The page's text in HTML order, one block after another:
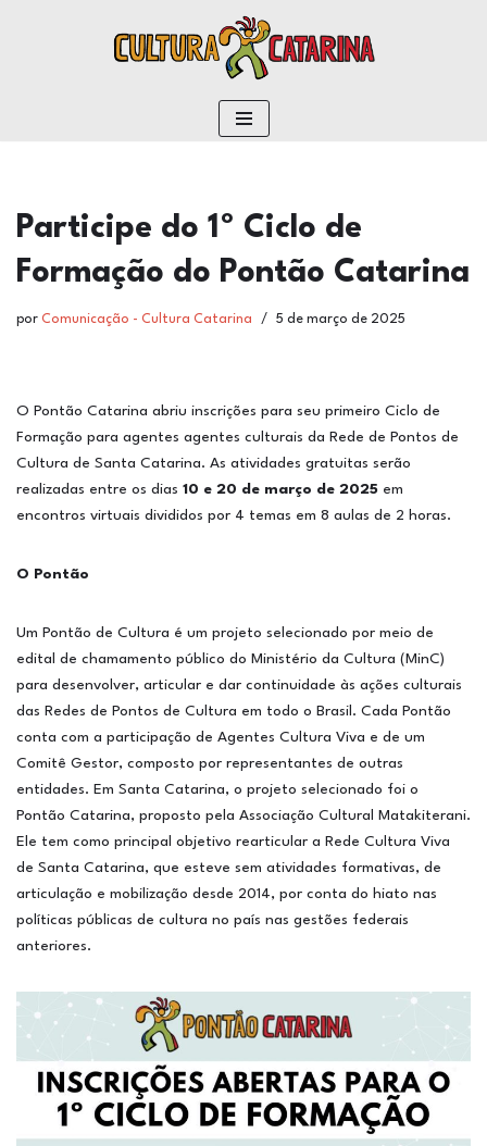
Participe do 1º Ciclo de
Formação do Pontão Catarina
por Comunicação - Cultura Catarina 5 de março de 2025
O Pontão Catarina abriu inscrições para seu primeiro Ciclo de
Formação para agentes agentes culturais da Rede de Pontos de
Cultura de Santa Catarina. As atividades gratuitas serão
realizadas entre os dias 10 e 20 de março de 2025 em
encontros virtuais divididos por 4 temas em 8 aulas de 2 horas.
O Pontão
Um Pontão de Cultura é um projeto selecionado por meio de
edital de chamamento público do Ministério da Cultura (MinC)
para desenvolver, articular e dar continuidade às ações culturais
das Redes de Pontos de Cultura em todo o Brasil. Cada Pontão
conta com a participação de Agentes Cultura Viva e de um
Comitê Gestor, composto por representantes de outras
entidades. Em Santa Catarina, o projeto selecionado foi o
Pontão Catarina, proposto pela Associação Cultural Matakiterani.
Ele tem como principal objetivo rearticular a Rede Cultura Viva
de Santa Catarina, que esteve sem atividades formativas, de
articulação e mobilização desde 2014, por conta do hiato nas
políticas públicas de cultura no país nas gestões federais
anteriores.